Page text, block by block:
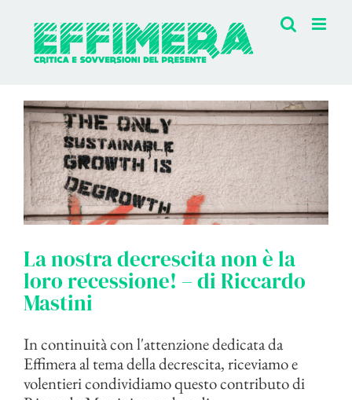
contenuto
La nostra decrescita non è la
loro recessione! – di Riccardo
Mastini
In continuità con l'attenzione dedicata da
Effimera al tema della decrescita, riceviamo e
volentieri condividiamo questo contributo di